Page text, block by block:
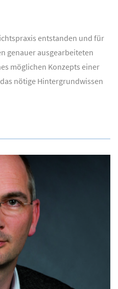
entstanden und für
genauer ausgearbeiteten
möglichen Konzepts einer
nötige Hintergrundwissen